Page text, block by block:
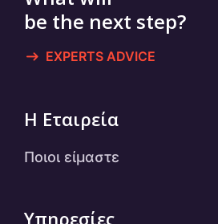
be the next step?
EXPERTS ADVICE
Η Εταιρεία
Ποιοι είμαστε
Υπηρεσίες